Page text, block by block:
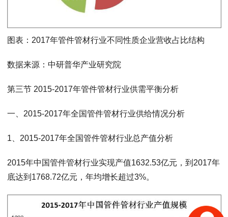
图表：2017年管件管材行业不同性质企业营收占比结构
数据来源：中研普华产业研究院
第三节 2015-2017年管件管材行业供需平衡分析
一、2015-2017年全国管件管材行业供给情况分析
1、2015-2017年全国管件管材行业总产值分析
2015年中国管件管材行业实现产值1632.53亿元，到2017年
底达到1768.72亿元，年均增长超过3%。